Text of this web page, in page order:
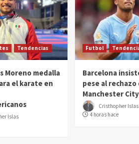
Tendencias
Moreno medalla
el karate en
Islas
Futbol
Barcelona
pese al rechazo
Manchester City
Cristhopher Islas
4 horas hace